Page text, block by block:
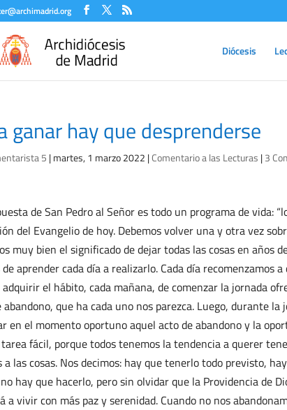
Diócesis
ganar hay que desprenderse
5 |martes, 1 marzo 2022 |Comentario a las Lecturas |3
de San Pedro al Señor es todo un programa de vida:
del Evangelio de hoy. Debemos volver una y otra vez
muy bien el significado de dejar todas las cosas en años
aprender cada día a realizarlo. Cada día recomenzamos
el hábito, cada mañana, de comenzar la jornada
abandono, que ha cada uno nos parezca. Luego, durante
en el momento oportuno aquel acto de abandono y la
tarea fácil, porque todos tenemos la tendencia a querer
las cosas. Nos decimos: hay que tenerlo todo previsto,
hay que hacerlo, pero sin olvidar que la Providencia de
a vivir con más paz y serenidad. Cuando no nos